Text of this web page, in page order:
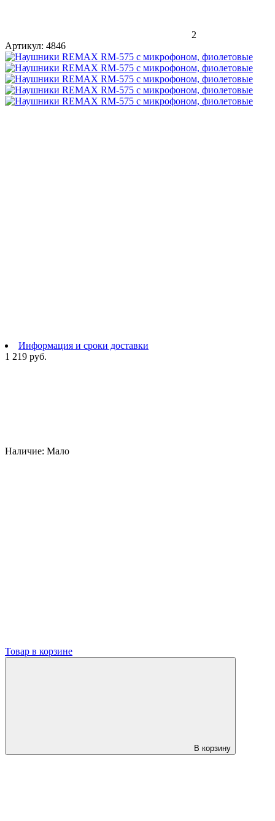
2
Артикул: 4846
Информация и сроки доставки
1 219 руб.
Наличие: Мало
Товар в корзине
В корзину